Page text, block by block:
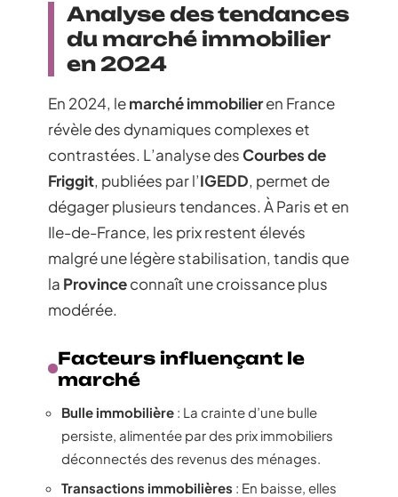
Analyse des tendances
du marché immobilier
en 2024
En 2024, lemarché immobilieren France
révèle des dynamiques complexes et
contrastées. L’analyse desCourbes de
Friggit, publiées par l’IGEDD, permet de
dégager plusieurs tendances. À Paris et en
Ile-de-France, les prix restent élevés
malgré une légère stabilisation, tandis que
la Provinceconnaît une croissance plus
modérée.
Facteurs influençant le
marché
Bulle immobilière : La crainte d’une bulle
persiste, alimentée par des prix immobiliers
déconnectés des revenus des ménages.
Transactions immobilières : En baisse, elles